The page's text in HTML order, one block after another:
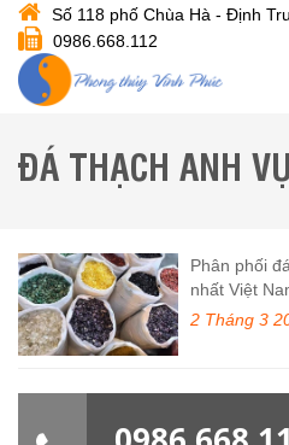
Số 118 phố Chùa Hà - Định
0986.668.112
ĐÁ THẠCH ANH
Phân phối
nhất Việt
2 Tháng 3